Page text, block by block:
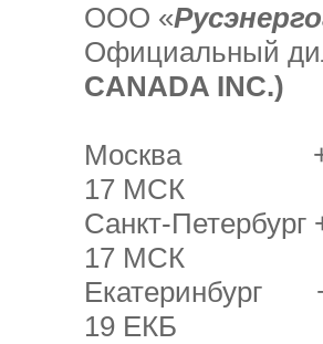
ООО «
Официальный
CANADA INC.)
Москва +7
17 МСК
Санкт-
17 МСК
Екатеринбург
19 ЕКБ